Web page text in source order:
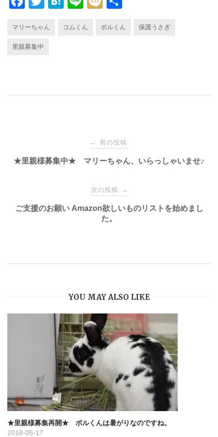
c
e
tt
e
e
マリーちゃん コムくん ボルくん 保護うさぎ
里親募集中
稿
ビ
ョ
← 前の投稿
★里親様募集中★ マリーちゃん、いらっしゃいませ♪
次の投稿 →
ご支援のお願い Amazon欲しいものリストを始めまし
た。
YOU MAY ALSO LIKE
★里親様募集再開★ ボルくんは暑がりなのですね。
2018-05-17